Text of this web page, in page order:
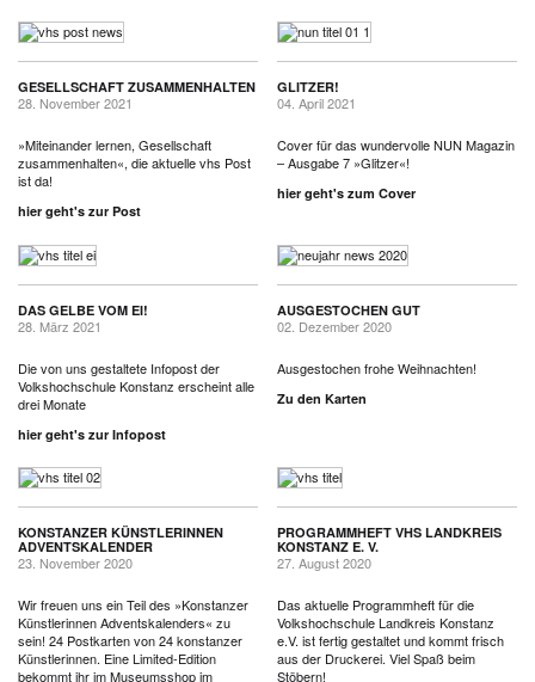
GESELLSCHAFT ZUSAMMENHALTEN
28. November 2021
»Miteinander lernen, Gesellschaft
zusammenhalten«, die aktuelle vhs Post
ist da!
hier geht's zur Post
GLITZER!
04. April 2021
Cover für das wundervolle NUN Magazin
– Ausgabe 7 »Glitzer«!
hier geht's zum Cover
DAS GELBE VOM EI!
28. März 2021
Die von uns gestaltete Infopost der
Volkshochschule Konstanz erscheint alle
drei Monate
hier geht's zur Infopost
AUSGESTOCHEN GUT
02. Dezember 2020
Ausgestochen frohe Weihnachten!
Zu den Karten
KONSTANZER KÜNSTLERINNEN
ADVENTSKALENDER
23. November 2020
Wir freuen uns ein Teil des »Konstanzer
Künstlerinnen Adventskalenders« zu
sein! 24 Postkarten von 24 konstanzer
Künstlerinnen. Eine Limited-Edition
bekommt ihr im Museumsshop im
PROGRAMMHEFT VHS LANDKREIS
KONSTANZ E. V.
27. August 2020
Das aktuelle Programmheft für die
Volkshochschule Landkreis Konstanz
e.V. ist fertig gestaltet und kommt frisch
aus der Druckerei. Viel Spaß beim
Stöbern!